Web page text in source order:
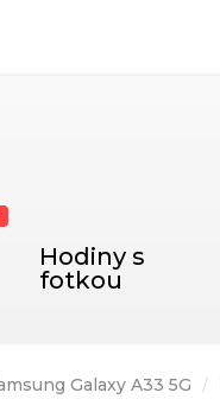
Hodiny s
fotkou
Galaxy A33 5G